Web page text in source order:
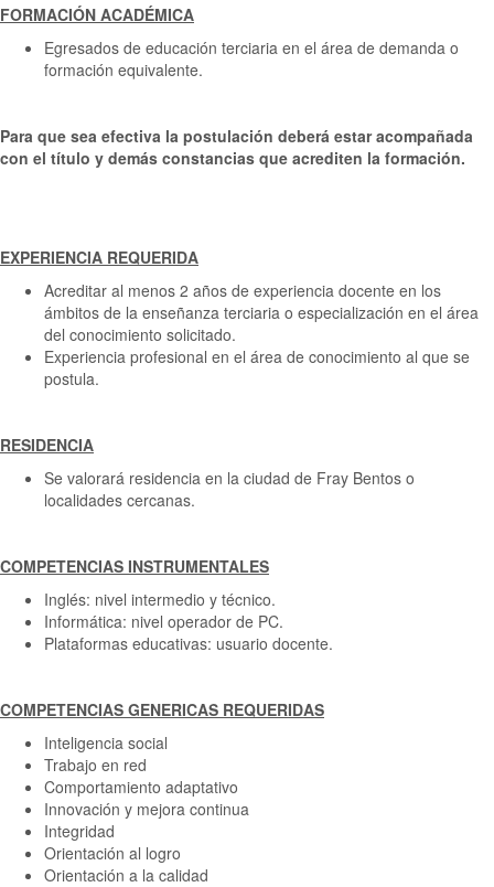
FORMACIÓN ACADÉMICA
Egresados de educación terciaria en el área de demanda o
formación equivalente.
Para que sea efectiva la postulación deberá estar acompañada
con el título y demás constancias que acrediten la formación.
EXPERIENCIA REQUERIDA
Acreditar al menos 2 años de experiencia docente en los
ámbitos de la enseñanza terciaria o especialización en el área
del conocimiento solicitado.
Experiencia profesional en el área de conocimiento al que se
postula.
RESIDENCIA
Se valorará residencia en la ciudad de Fray Bentos o
localidades cercanas.
COMPETENCIAS INSTRUMENTALES
Inglés: nivel intermedio y técnico.
Informática: nivel operador de PC.
Plataformas educativas: usuario docente.
COMPETENCIAS GENERICAS REQUERIDAS
Inteligencia social
Trabajo en red
Comportamiento adaptativo
Innovación y mejora continua
Integridad
Orientación al logro
Orientación a la calidad